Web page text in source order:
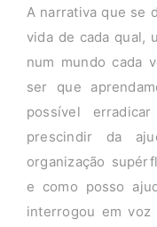
A narrativa que se
vida de cada qual,
num mundo cada
ser que
possível
prescindir da
organização
e como posso
interrogou em voz